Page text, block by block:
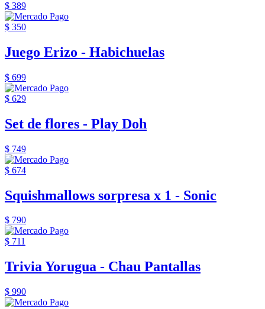
$ 389
$ 350
Juego Erizo - Habichuelas
$ 699
$ 629
Set de flores - Play Doh
$ 749
$ 674
Squishmallows sorpresa x 1 - Sonic
$ 790
$ 711
Trivia Yorugua - Chau Pantallas
$ 990